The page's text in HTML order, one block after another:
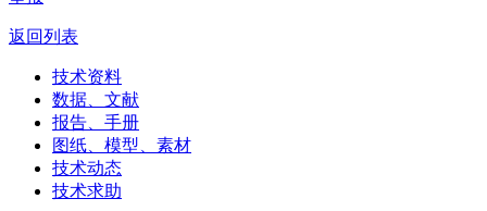
返回列表
技术资料
数据、文献
报告、手册
图纸、模型、素材
技术动态
技术求助